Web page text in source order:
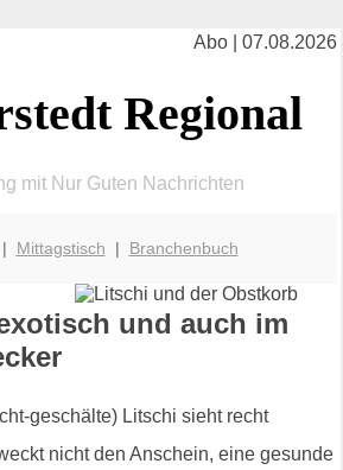
Abo | 07.08.2026
Regional
mit Nur Guten Nachrichten
Mittagstisch | Branchenbuch
und auch im
geschälte) Litschi sieht recht
nicht den Anschein, eine gesunde